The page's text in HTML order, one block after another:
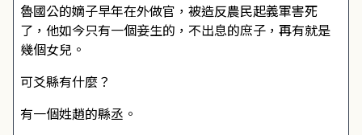
魯國公的嫡子早年在外做官，被造反農民起義軍害死
了，他如今只有一個妾生的，不出息的庶子，再有就是
幾個女兒。
可爻縣有什麼？
有一個姓趙的縣丞。